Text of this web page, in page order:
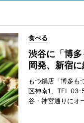
食べる
渋谷に「博
岡発、新宿
もつ鍋店「博多も
区神南1、TEL
谷・神宮通りにオ